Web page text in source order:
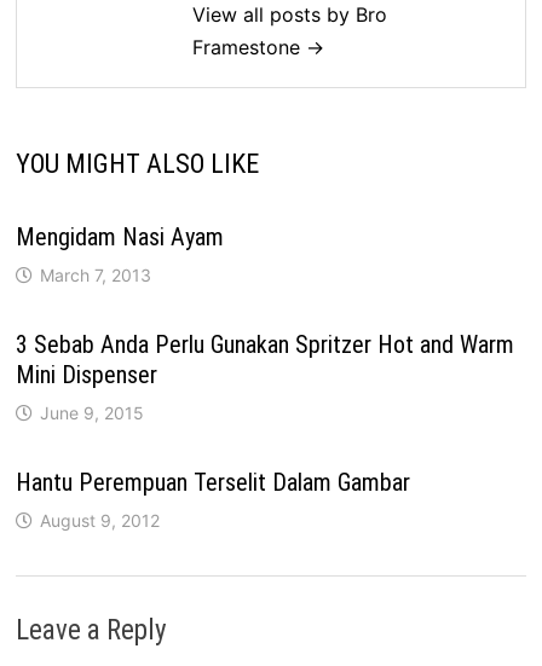
View all posts by Bro
Framestone →
YOU MIGHT ALSO LIKE
Mengidam Nasi Ayam
March 7, 2013
3 Sebab Anda Perlu Gunakan Spritzer Hot and Warm
Mini Dispenser
June 9, 2015
Hantu Perempuan Terselit Dalam Gambar
August 9, 2012
Leave a Reply